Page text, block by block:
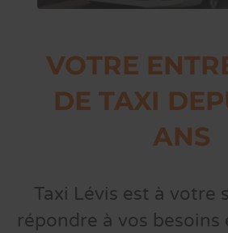
VOTRE
DE TAXI
ANS
Taxi Lévis est à votre
répondre à vos besoins